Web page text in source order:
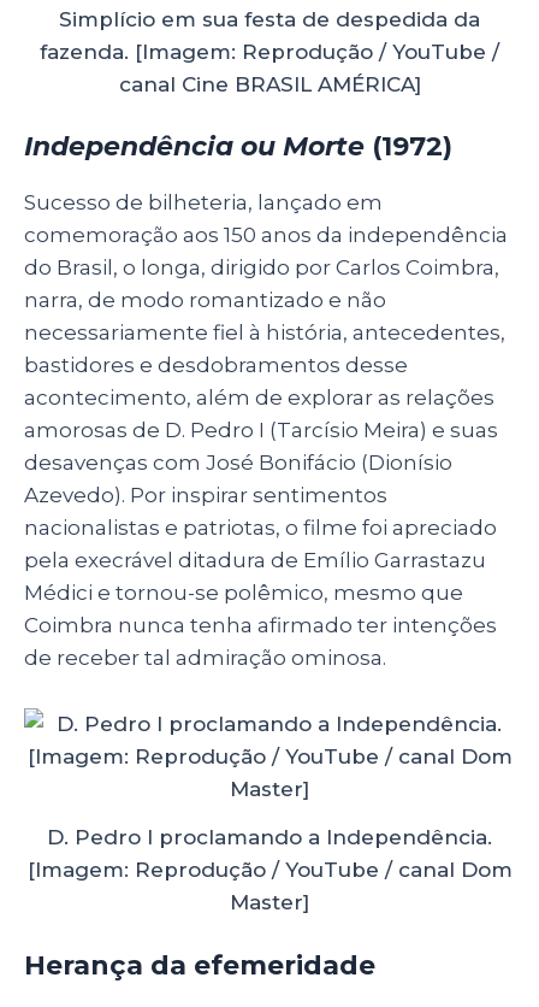
Simplício em sua festa de despedida da
fazenda. [Imagem: Reprodução / YouTube /
canal Cine BRASIL AMÉRICA]
Independência ou Morte (1972)
Sucesso de bilheteria, lançado em
comemoração aos 150 anos da independência
do Brasil, o longa, dirigido por Carlos Coimbra,
narra, de modo romantizado e não
necessariamente fiel à história, antecedentes,
bastidores e desdobramentos desse
acontecimento, além de explorar as relações
amorosas de D. Pedro I (Tarcísio Meira) e suas
desavenças com José Bonifácio (Dionísio
Azevedo). Por inspirar sentimentos
nacionalistas e patriotas, o filme foi apreciado
pela execrável ditadura de Emílio Garrastazu
Médici e tornou-se polêmico, mesmo que
Coimbra nunca tenha afirmado ter intenções
de receber tal admiração ominosa.
D. Pedro I proclamando a Independência.
[Imagem: Reprodução / YouTube / canal Dom
Master]
Herança da efemeridade